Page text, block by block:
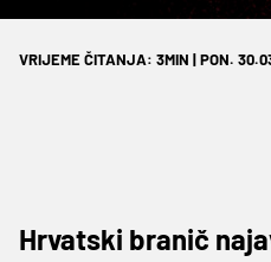
VRIJEME ČITANJA: 3MIN | PON.
Hrvatski branič